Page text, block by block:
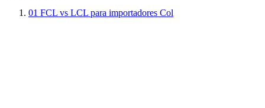
01 FCL vs LCL para importadores Col